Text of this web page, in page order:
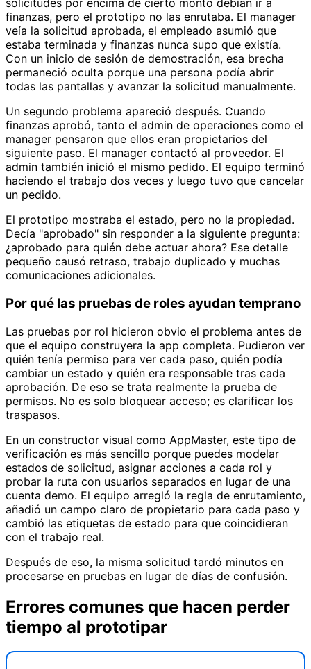
solicitudes por encima de cierto monto debían ir a
finanzas, pero el prototipo no las enrutaba. El manager
veía la solicitud aprobada, el empleado asumió que
estaba terminada y finanzas nunca supo que existía.
Con un inicio de sesión de demostración, esa brecha
permaneció oculta porque una persona podía abrir
todas las pantallas y avanzar la solicitud manualmente.
Un segundo problema apareció después. Cuando
finanzas aprobó, tanto el admin de operaciones como el
manager pensaron que ellos eran propietarios del
siguiente paso. El manager contactó al proveedor. El
admin también inició el mismo pedido. El equipo terminó
haciendo el trabajo dos veces y luego tuvo que cancelar
un pedido.
El prototipo mostraba el estado, pero no la propiedad.
Decía "aprobado" sin responder a la siguiente pregunta:
¿aprobado para quién debe actuar ahora? Ese detalle
pequeño causó retraso, trabajo duplicado y muchas
comunicaciones adicionales.
Por qué las pruebas de roles ayudan temprano
Las pruebas por rol hicieron obvio el problema antes de
que el equipo construyera la app completa. Pudieron ver
quién tenía permiso para ver cada paso, quién podía
cambiar un estado y quién era responsable tras cada
aprobación. De eso se trata realmente la prueba de
permisos. No es solo bloquear acceso; es clarificar los
traspasos.
En un constructor visual como AppMaster, este tipo de
verificación es más sencillo porque puedes modelar
estados de solicitud, asignar acciones a cada rol y
probar la ruta con usuarios separados en lugar de una
cuenta demo. El equipo arregló la regla de enrutamiento,
añadió un campo claro de propietario para cada paso y
cambió las etiquetas de estado para que coincidieran
con el trabajo real.
Después de eso, la misma solicitud tardó minutos en
procesarse en pruebas en lugar de días de confusión.
Errores comunes que hacen perder
tiempo al prototipar